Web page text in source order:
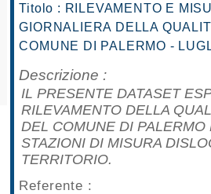
dataset
Report
pubblicazioni
Archivio
Documenti
Titolo : RILEVAMENTO E
GIORNALIERA DELLA
COMUNE DI PALERMO -
Descrizione :
IL PRESENTE DATASET
RILEVAMENTO DELLA
DEL COMUNE DI PALERMO
STAZIONI DI MISURA
TERRITORIO.
Referente :